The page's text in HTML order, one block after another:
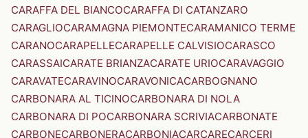
CARAFFA DEL BIANCOCARAFFA DI CATANZARO
CARAGLIOCARAMAGNA PIEMONTECARAMANICO TERME
CARANOCARAPELLECARAPELLE CALVISIOCARASCO
CARASSAICARATE BRIANZACARATE URIOCARAVAGGIO
CARAVATECARAVINOCARAVONICACARBOGNANO
CARBONARA AL TICINOCARBONARA DI NOLA
CARBONARA DI POCARBONARA SCRIVIACARBONATE
CARBONECARBONERACARBONIACARCARECARCERI